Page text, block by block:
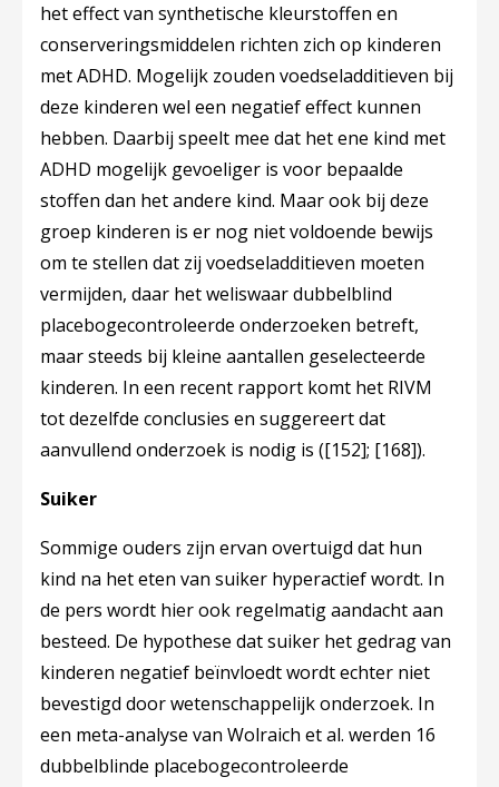
het effect van synthetische kleurstoffen en
conserveringsmiddelen richten zich op kinderen
met ADHD. Mogelijk zouden voedseladditieven bij
deze kinderen wel een negatief effect kunnen
hebben. Daarbij speelt mee dat het ene kind met
ADHD mogelijk gevoeliger is voor bepaalde
stoffen dan het andere kind. Maar ook bij deze
groep kinderen is er nog niet voldoende bewijs
om te stellen dat zij voedseladditieven moeten
vermijden, daar het weliswaar dubbelblind
placebogecontroleerde onderzoeken betreft,
maar steeds bij kleine aantallen geselecteerde
kinderen. In een recent rapport komt het RIVM
tot dezelfde conclusies en suggereert dat
aanvullend onderzoek is nodig is ([152]; [168]).
Suiker
Sommige ouders zijn ervan overtuigd dat hun
kind na het eten van suiker hyperactief wordt. In
de pers wordt hier ook regelmatig aandacht aan
besteed. De hypothese dat suiker het gedrag van
kinderen negatief beïnvloedt wordt echter niet
bevestigd door wetenschappelijk onderzoek. In
een meta-analyse van Wolraich et al. werden 16
dubbelblinde placebogecontroleerde